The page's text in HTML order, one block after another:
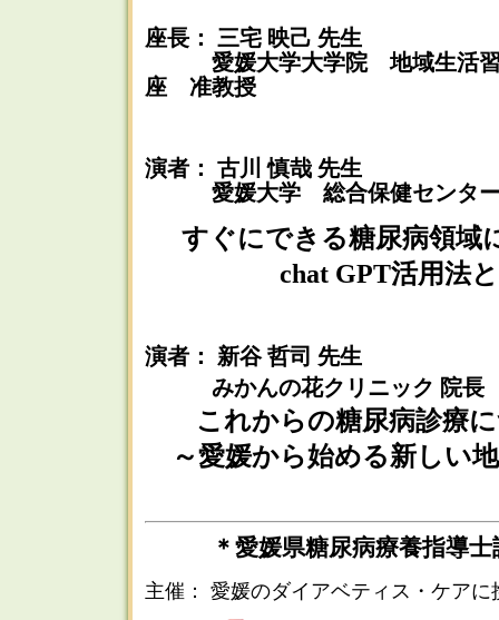
座長： 三宅 映己 先生
愛媛大学大学院 地域生活習
座 准教授
演者： 古川 慎哉 先生
愛媛大学 総合保健センタ
すぐにできる糖尿病領域
chat GPT活用法
演者： 新谷 哲司 先生
みかんの花クリニック 院長
これからの糖尿病診療
～愛媛から始める新しい
＊愛媛県糖尿病療養指導
主催： 愛媛のダイアベティス・ケア